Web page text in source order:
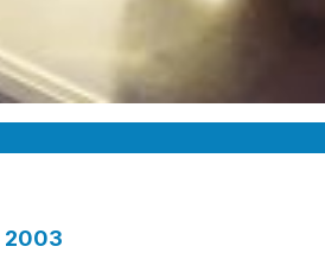
2003